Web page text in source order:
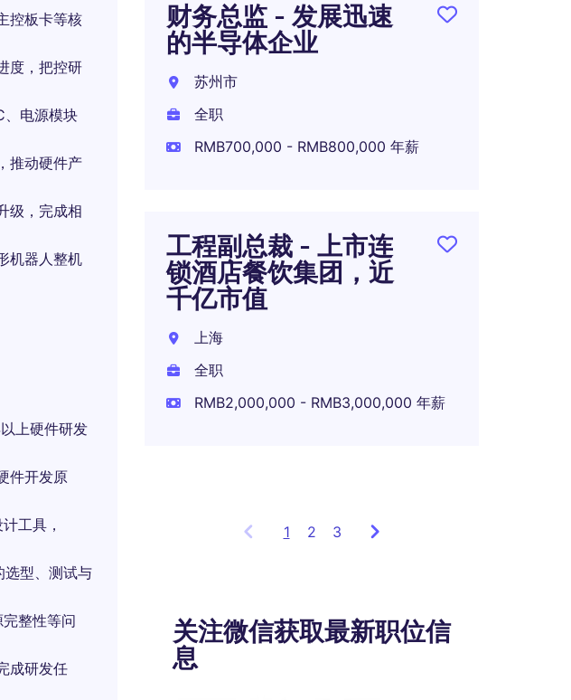
控板卡等核
度，把控研
、电源模块
推动硬件产
级，完成相
机器人整机
上硬件研发
件开发原
工具，
选型、测试与
整性等问
成研发任
财务总监 - 发展迅速
的半导体企业
苏州市
全职
RMB700,000 - RMB800,000 年薪
工程副总裁 - 上市连
锁酒店餐饮集团，近
千亿市值
上海
全职
RMB2,000,000 - RMB3,000,000 年薪
1 Showing
3
of
2 3
关注微信获取最新职位信
息